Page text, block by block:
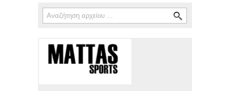
Φόρμα αναζήτησης
Αναζήτηση